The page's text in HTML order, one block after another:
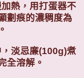
熱，用打蛋器不
劃痕的濃稠度為
淡忌廉(100g)煮
全溶解。